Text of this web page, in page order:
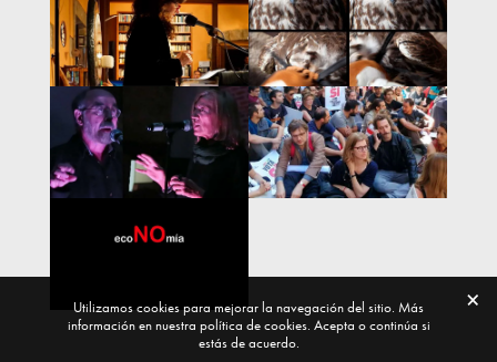
Utilizamos cookies para mejorar la navegación del sitio. Más
información en nuestra política de cookies. Acepta o continúa si
estás de acuerdo.